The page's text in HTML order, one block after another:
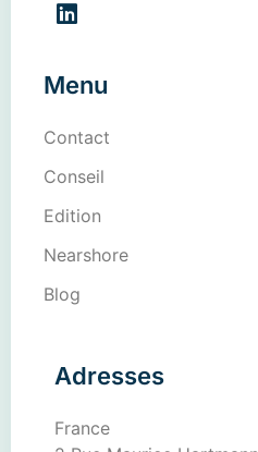
Menu
Contact
Conseil
Edition
Nearshore
Blog
Adresses
France